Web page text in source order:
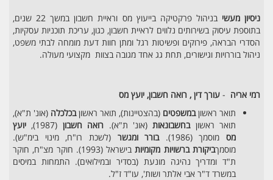
ניסיון מעשי
בניהול פרקטיקה בייעוץ מס וראיית חשבון במשך 22 שנים,
בתוספת עיסוק בשירותים נלווים לראיית חשבון, כגון, עריכת תוכניות עסקיות,
הסדרי הבראה, פירוקים ופשיטות רגל ומתן חוות דעת מומחה לבתי משפט,
ניהול בוררויות וגישורים, תחת גג אחד מגובה בצוות מקצועי מעולה.
רמי אריה - עורך דין , רואה חשבון, יועץ מס
תואר ראשוןבמשפטים (בהצטיינות), תואר ראשוןבכלכלה (אונ' ת"א),
תואר ראשוןבחשבונאות(אונ' ת"א). רואה חשבון (1987),
יועץ
מסמוסמך (1986). בורר ומגשר (לשכת רו"ח, מינוי בימ"ש).
מוסמךביקורת ברשויות מקומיות
בישראל (1993). חוקר מצ"ח, חוקר
ת"ד ומדריך נהיגה מונעת (בסדיר ובמילואים). התמחות במיסים
במשרד ד"ר אבי אלתר ושות', עו"ד ז"ל.